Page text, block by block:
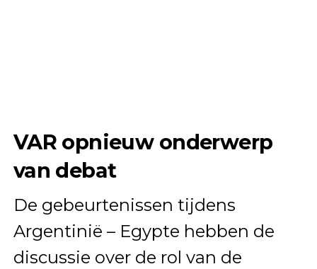
VAR opnieuw onderwerp
van debat
De gebeurtenissen tijdens
Argentinië – Egypte hebben de
discussie over de rol van de